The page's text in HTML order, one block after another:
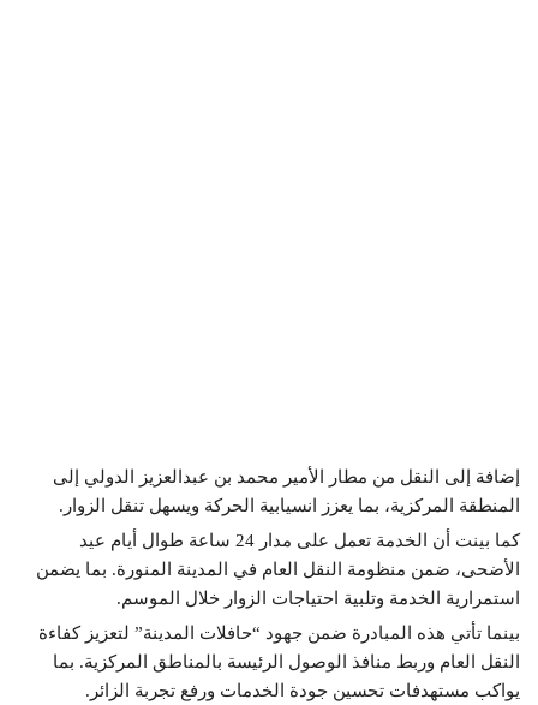
إضافة إلى النقل من مطار الأمير محمد بن عبدالعزيز الدولي إلى
المنطقة المركزية، بما يعزز انسيابية الحركة ويسهل تنقل الزوار.
كما بينت أن الخدمة تعمل على مدار 24 ساعة طوال أيام عيد
الأضحى، ضمن منظومة النقل العام في المدينة المنورة. بما يضمن
استمرارية الخدمة وتلبية احتياجات الزوار خلال الموسم.
بينما تأتي هذه المبادرة ضمن جهود “حافلات المدينة” لتعزيز كفاءة
النقل العام وربط منافذ الوصول الرئيسة بالمناطق المركزية. بما
يواكب مستهدفات تحسين جودة الخدمات ورفع تجربة الزائر.